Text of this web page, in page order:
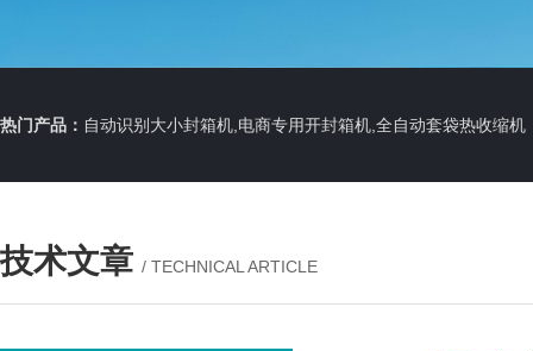
热门产品： 自动识别大小封箱机,电商专用开封箱机,全自动套袋热收缩机
技术文章 / TECHNICAL ARTICLE